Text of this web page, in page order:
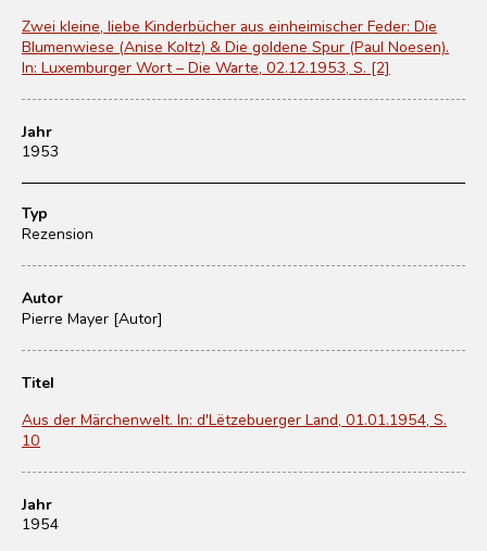
Zwei kleine, liebe Kinderbücher aus einheimischer Feder: Die
Blumenwiese (Anise Koltz) & Die goldene Spur (Paul Noesen).
In: Luxemburger Wort – Die Warte, 02.12.1953, S. [2]
Jahr
1953
Typ
Rezension
Autor
Pierre Mayer [Autor]
Titel
Aus der Märchenwelt. In: d'Lëtzebuerger Land, 01.01.1954, S.
10
Jahr
1954